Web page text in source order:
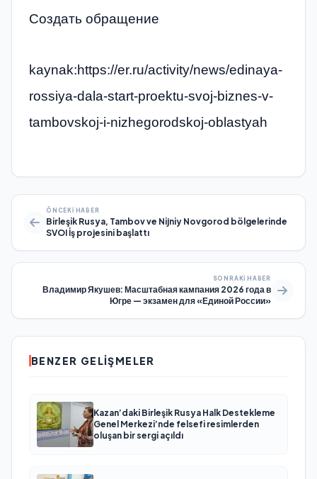
Создать обращение
kaynak:https://er.ru/activity/news/edinaya-
rossiya-dala-start-proektu-svoj-biznes-v-
tambovskoj-i-nizhegorodskoj-oblastyah
ÖNCEKI HABER
Birleşik Rusya, Tambov ve Nijniy Novgorod bölgelerinde
SVOI İş projesini başlattı
SONRAKI HABER
Владимир Якушев: Масштабная кампания 2026 года в
Югре — экзамен для «Единой России»
BENZER GELIŞMELER
Kazan’daki Birleşik Rusya Halk Destekleme
Genel Merkezi’nde felsefi resimlerden
oluşan bir sergi açıldı